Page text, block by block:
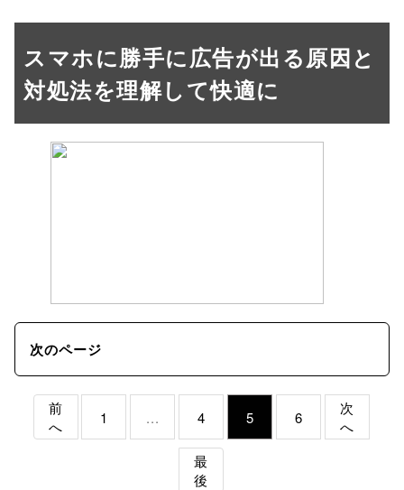
スマホに勝手に広告が出る原因と
対処法を理解して快適に
次のページ
前
へ
1 ... 4 5 6
次
へ
最
後